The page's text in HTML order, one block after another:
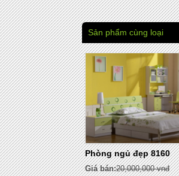
Sản phẩm cùng loại
Phòng ngủ đẹp 8160
Giá bán:20,000,000 vnđ